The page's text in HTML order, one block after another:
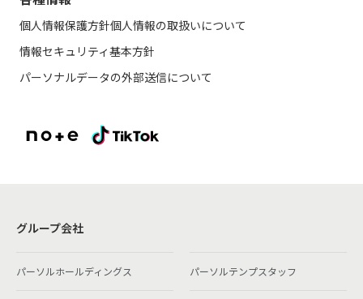
個人情報保護方針個人情報の取扱いについて
情報セキュリティ基本方針
パーソナルデータの外部送信について
グループ会社
パーソルホールディングス パーソルテンプスタッフ